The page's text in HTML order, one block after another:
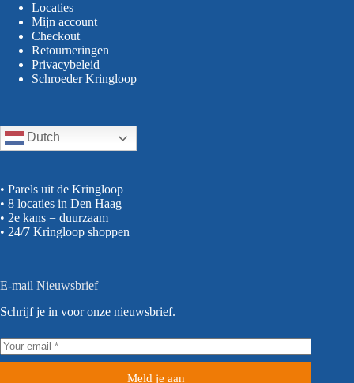
Locaties
Mijn account
Checkout
Retourneringen
Privacybeleid
Schroeder Kringloop
Dutch
• Parels uit de Kringloop
• 8 locaties in Den Haag
• 2e kans = duurzaam
• 24/7 Kringloop shoppen
E-mail Nieuwsbrief
Schrijf je in voor onze nieuwsbrief.
Meld je aan